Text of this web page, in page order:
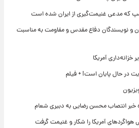
که مدعی غنیمت‌گیری از ایران شده است
و نویسندگان دفاع مقدس و مقاومت به مناسبت
آمریکا
در حال پایان است! + فیلم
خبر انتصاب محسن رضایی به دبیری شعام
هواگردهای آمریکا را شکار و غنیمت گرفت